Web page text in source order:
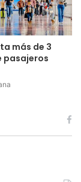
más de 3
pasajeros